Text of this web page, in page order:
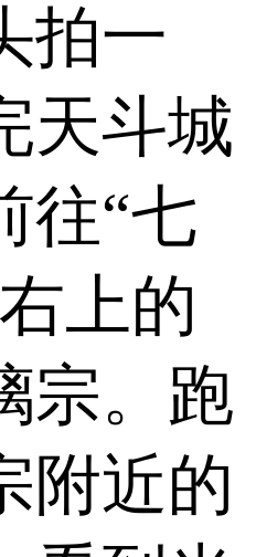
拍一
天斗城
往“七
上的
宗。跑
附近的